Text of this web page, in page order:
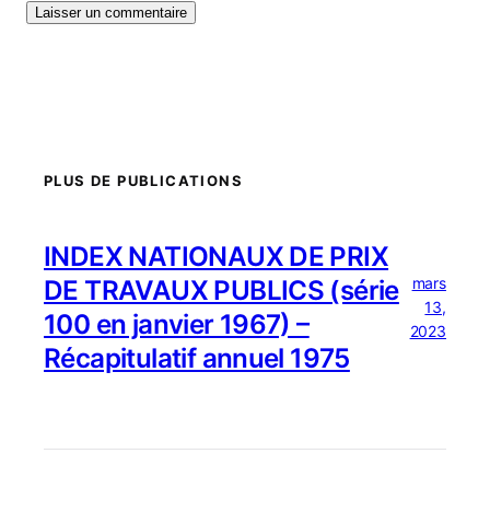
PLUS DE PUBLICATIONS
INDEX NATIONAUX DE PRIX
DE TRAVAUX PUBLICS (série
100 en janvier 1967) –
Récapitulatif annuel 1975
mars
13,
2023